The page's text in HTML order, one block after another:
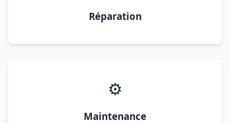
Réparation
⚙️
Maintenance